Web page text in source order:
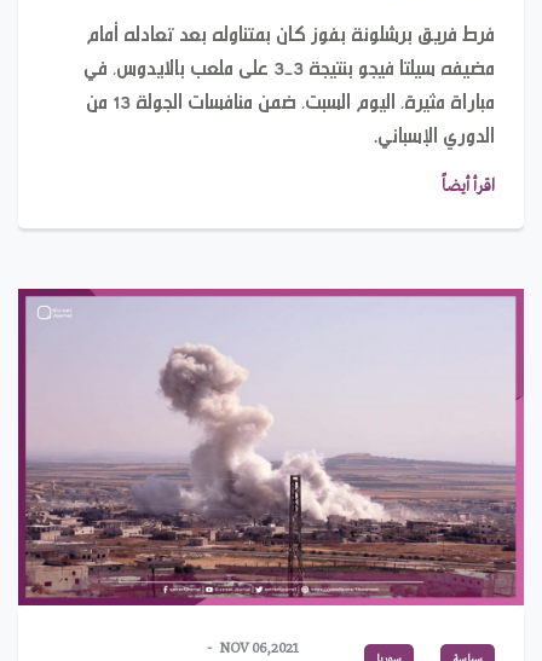
فرط فريق برشلونة بفوز كان بمتناوله بعد تعادله أمام
مضيفه سيلتا فيجو بنتيجة 3-3 على ملعب بالايدوس، في
مباراة مثيرة، اليوم السبت، ضمن منافسات الجولة 13 من
الدوري الإسباني.
اقرأ أيضاً
NOV 06,2021